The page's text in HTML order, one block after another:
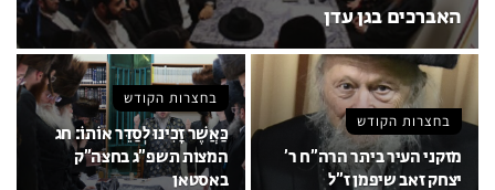
האברכים בגן עדן
בחצרות הקודש
מזקני העיר ביתר הרה”ח ר’
יצחק זאב שיפמן ז”ל
בחצרות הקודש
כַּאֲשֶׁר זָכִינוּ לְסַדֵּר אוֹתוֹ: חג
המצות תשפ”ג בחצה”ק
באסטאן